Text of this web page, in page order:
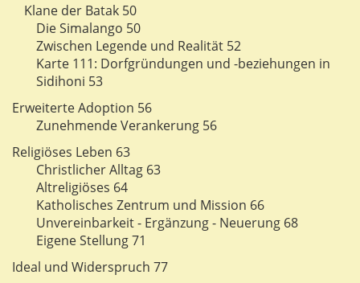
Klane der Batak 50
Die Simalango 50
Zwischen Legende und Realität 52
Karte 111: Dorfgründungen und -beziehungen in
Sidihoni 53
Erweiterte Adoption 56
Zunehmende Verankerung 56
Religiöses Leben 63
Christlicher Alltag 63
Altreligiöses 64
Katholisches Zentrum und Mission 66
Unvereinbarkeit - Ergänzung - Neuerung 68
Eigene Stellung 71
Ideal und Widerspruch 77